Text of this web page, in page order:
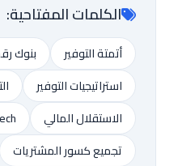
الكلمات المفتاحية:
أتمتة التوفير بنوك
استراتيجيات التوفير
الاستقلال المالي
تجميع كسور المشتريات